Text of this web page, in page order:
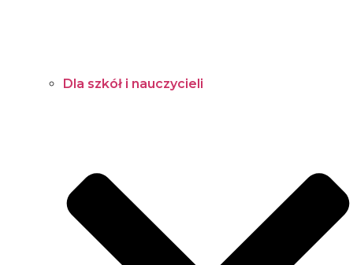
Dla szkół i nauczycieli